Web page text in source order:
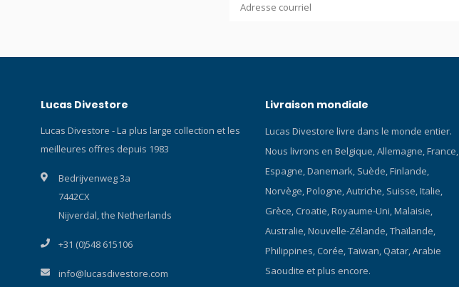
Lucas Divestore
Lucas Divestore - La plus large collection et les
meilleures offres depuis 1983
Bedrijvenweg 3a
7442CX
Nijverdal, the Netherlands
+31 (0)548 615106
info@lucasdivestore.com
Livraison mondiale
Lucas Divestore livre dans le monde entier.
Nous livrons en Belgique, Allemagne, France,
Espagne, Danemark, Suède, Finlande,
Norvège, Pologne, Autriche, Suisse, Italie,
Grèce, Croatie, Royaume-Uni, Malaisie,
Australie, Nouvelle-Zélande, Thaïlande,
Philippines, Corée, Taïwan, Qatar, Arabie
Saoudite et plus encore.